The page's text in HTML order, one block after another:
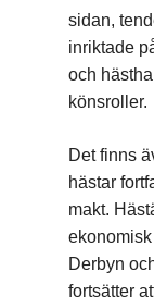
sidan,
inriktade
och
könsroller.
Det finns
hästar
makt.
Derbyn
fortsätter